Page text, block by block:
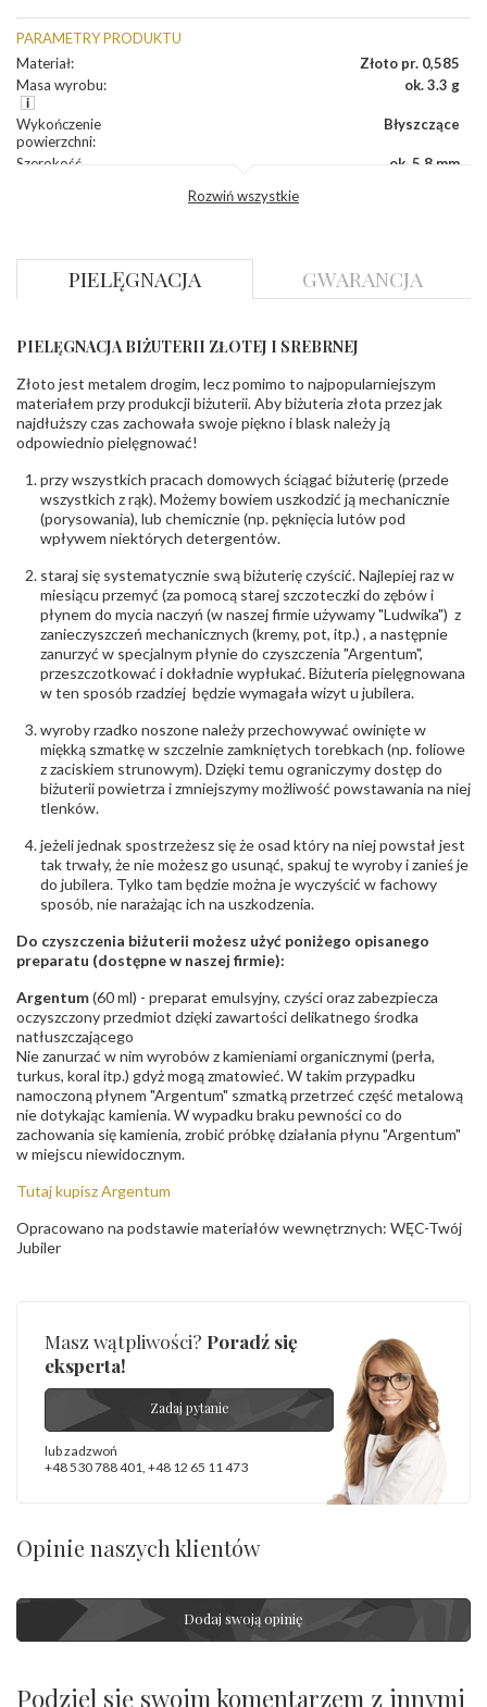
PARAMETRY PRODUKTU
Materiał:
Złoto pr. 0,585
Masa wyrobu: ok. 3.3 g
Wykończenie
powierzchni:
Błyszczące
Szerokość
ok. 5,8 mm
dół:
Szerokość szyny
bok
ok. 3,1 mm
DIAMENTY
Szlif:
Brylantowy okrągły
Liczba
diamentów
0.020 ct - 6 szt.
Liczba
diamentów
(łącznie)
Masa
diamentów
(łącznie):
0.12 ct
Barwa
Czystość:
INNE PARAMETRY
Producent
odpowiedzialny:
WĘC-Twój Jubiler S.C. Artur Węc, Małgorzata
Suchan, ul. Kurczaba 3, 30-868 Kraków; NIP:
679-25-92-107; sklep@wec.com.pl
- rodzaj
ostrzeżenia :
,Elementy w wyrobie wykonane z białego złota
zawierają nikiel
Rozwiń wszystkie
PIELĘGNACJA GWARANCJA
PIELĘGNACJA BIŻUTERII ZŁOTEJ I SREBRNEJ
Złoto jest metalem drogim, lecz pomimo to najpopularniejszym
materiałem przy produkcji biżuterii. Aby biżuteria złota przez jak
najdłuższy czas zachowała swoje piękno i blask należy ją
odpowiednio pielęgnować!
przy wszystkich pracach domowych ściągać biżuterię (przede
wszystkich z rąk). Możemy bowiem uszkodzić ją mechanicznie
(porysowania), lub chemicznie (np. pęknięcia lutów pod
wpływem niektórych detergentów.
staraj się systematycznie swą biżuterię czyścić. Najlepiej raz w
miesiącu przemyć (za pomocą starej szczoteczki do zębów i
płynem do mycia naczyń (w naszej firmie używamy "Ludwika") z
zanieczyszczeń mechanicznych (kremy, pot, itp.) , a następnie
zanurzyć w specjalnym płynie do czyszczenia "Argentum",
przeszczotkować i dokładnie wypłukać. Biżuteria pielęgnowana
w ten sposób rzadziej będzie wymagała wizyt u jubilera.
wyroby rzadko noszone należy przechowywać owinięte w
miękką szmatkę w szczelnie zamkniętych torebkach (np. foliowe
z zaciskiem strunowym). Dzięki temu ograniczymy dostęp do
biżuterii powietrza i zmniejszymy możliwość powstawania na niej
tlenków.
jeżeli jednak spostrzeżesz się że osad który na niej powstał jest
tak trwały, że nie możesz go usunąć, spakuj te wyroby i zanieś je
do jubilera. Tylko tam będzie można je wyczyścić w fachowy
sposób, nie narażając ich na uszkodzenia.
Do czyszczenia biżuterii możesz użyć poniżego opisanego
preparatu (dostępne w naszej firmie):
Argentum(60 ml) - preparat emulsyjny, czyści oraz zabezpiecza
oczyszczony przedmiot dzięki zawartości delikatnego środka
natłuszczającego
Nie zanurzać w nim wyrobów z kamieniami organicznymi (perła,
turkus, koral itp.) gdyż mogą zmatowieć. W takim przypadku
namoczoną płynem "Argentum" szmatką przetrzeć część metalową
nie dotykając kamienia. W wypadku braku pewności co do
zachowania się kamienia, zrobić próbkę działania płynu "Argentum"
w miejscu niewidocznym.
Tutaj kupisz Argentum
Opracowano na podstawie materiałów wewnętrznych: WĘC-Twój
Jubiler
Masz wątpliwości? Poradź się
eksperta!
Zadaj pytanie
lub zadzwoń
+48 530 788 401 +48 12 65 11 473
Opinie naszych klientów
Dodaj swoją opinię
Podziel się swoim komentarzem z innymi